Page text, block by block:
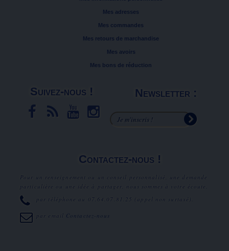
Mes adresses
Mes commandes
Mes retours de marchandise
Mes avoirs
Mes bons de réduction
Suivez-nous ! Newsletter :
Contactez-nous !
Pour un renseignement ou un conseil personnalisé, une demande
particulière ou une idée à partager, nous sommes à votre écoute.
par téléphone au
07.64.07.81.25 (appel non surtaxé).
par email Contactez-nous